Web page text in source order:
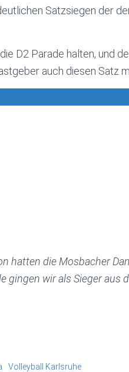
Satzsiegen der
D2 Parade halten, und
auch diesen Satz
hatten die Mosbacher
gingen wir als Sieger aus
Volleyball Karlsruhe